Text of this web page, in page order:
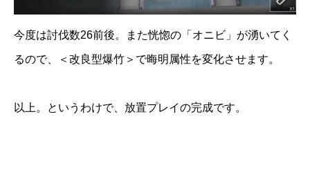
今度は討伐数26前後。また恍惚の「オニビ」が湧いてく
るので、＜改良型爆竹＞で晦明属性を変化させます。
以上。というわけで、放置プレイの完成です。